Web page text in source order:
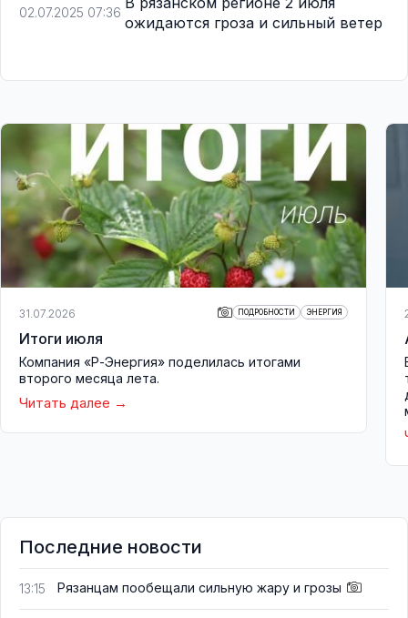
02.07.2025 07:36
ожидаются гроза и сильный ветер
31.07.2026 ПОДРОБНОСТИ ЭНЕРГИЯ
Итоги июля
Компания «Р-Энергия» поделилась итогами
второго месяца лета.
Читать далее
Последние новости
13:15 Рязанцам пообещали сильную жару и грозы